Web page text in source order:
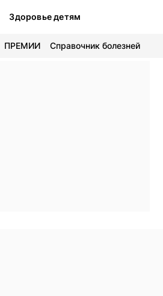
Здоровье детям
ПРЕМИИ Справочник болезней